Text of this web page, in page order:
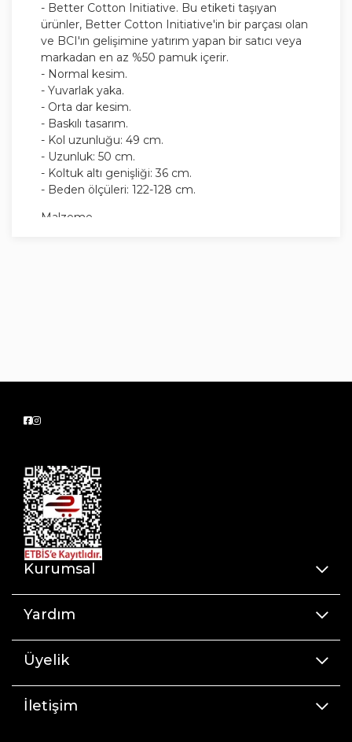
- Better Cotton Initiative. Bu etiketi taşıyan
ürünler, Better Cotton Initiative'in bir parçası olan
ve BCI'ın gelişimine yatırım yapan bir satıcı veya
markadan en az %50 pamuk içerir.
- Normal kesim.
- Yuvarlak yaka.
- Orta dar kesim.
- Baskılı tasarım.
- Kol uzunluğu: 49 cm.
- Uzunluk: 50 cm.
- Koltuk altı genişliği: 36 cm.
- Beden ölçüleri: 122-128 cm.
Malzeme
Kurumsal
Yardım
Üyelik
İletişim